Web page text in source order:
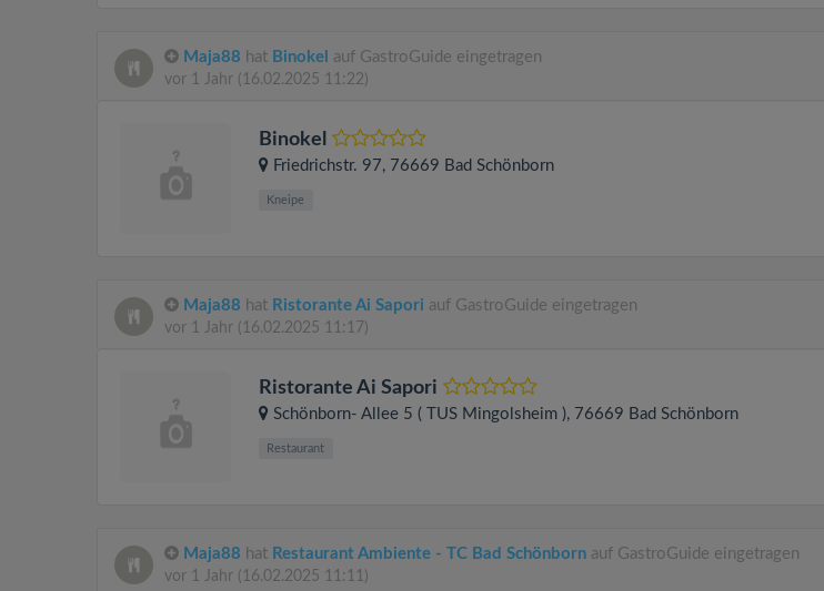
Maja88 hat Binokel auf GastroGuide eingetragen
vor 1 Jahr (16.02.2025 11:22)
Binokel
Friedrichstr. 97, 76669 Bad Schönborn
Kneipe
Maja88 hat Ristorante Ai Sapori auf GastroGuide eingetragen
vor 1 Jahr (16.02.2025 11:17)
Ristorante Ai Sapori
Schönborn- Allee 5 ( TUS Mingolsheim ), 76669 Bad Schönborn
Restaurant
Maja88 hat Restaurant Ambiente - TC Bad Schönborn auf GastroGuide eingetragen
vor 1 Jahr (16.02.2025 11:11)